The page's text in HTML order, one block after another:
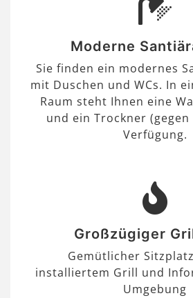
Moderne
Sie finden ein modernes
mit Duschen und WCs. In
Raum steht Ihnen eine
und ein Trockner
Verfügung.
Großzügiger
Gemütlicher
installiertem Grill und
Umgebung